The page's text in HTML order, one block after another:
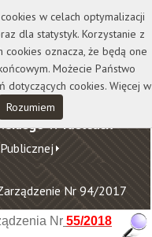
Wydawnictwo
w Kielcach
Nr 94/2017
Nr 55/2018
w celach optymalizacji
dla statystyk. Korzystanie z
oznacza, że będą one
Możecie Państwo
dotyczących cookies. Więcej w
Rozumiem